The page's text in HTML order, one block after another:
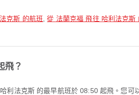
克斯 的航班 ,從 法蘭克福 飛往 哈利法克斯
飛？
利法克斯 的最早航班於 08:50 起飛。您